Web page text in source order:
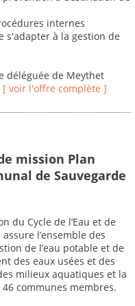
internes
s'adapter à la gestion de
déléguée de Meythet
[ voir l'offre complète ]
mission Plan
de Sauvegarde
du Cycle de l’Eau et de
l’ensemble des
de l’eau potable et de
des eaux usées et des
milieux aquatiques et la
communes membres.